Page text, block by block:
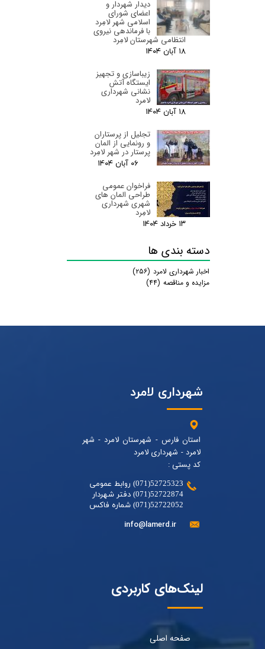
دیدار شهردار و
اعضای شورای
اسلامی شهر لامِرد
با فرماندهی نیروی
انتظامی شهرستان لامِرد
۱۸ آبان ۰۴
زیباسازی و تجهیز
ایستگاه آتش
نشانی شهرداری
لامرد
۱۸ آبان ۰۴
تجلیل از پرستاران
و رونمایی از المان
پرستار در شهر لامِرد
۰۶ آبان ۰۴
فراخوان عمومی
طراحی المان های
شهری شهرداری
لامِرد
۱۳ خرداد ۰۴
دسته بندی ها
اخبار شهرداری لامرد (۲۵۶)
مزایده و مناقصه (۴۴)
شهرداری لامرد
استان فارس - شهرستان لامرد - شهر
لامرد - شهرداری لامرد
کد پستی :
52725323(071) روابط عمومی
52722874(071) دفتر شهردار
52722052(071) شماره فاکس
info@lamerd.ir
لینک‌های کاربردی
صفحه اصلی